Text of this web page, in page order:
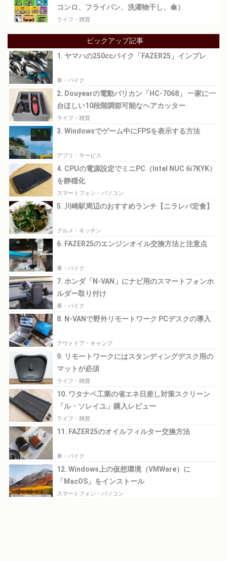
コンロ、フライパン、洗濯物干し、傘）
ライフ・雑貨
ピックアップ記事
1. ヤマハの250ccバイク「FAZER25」インプレ
車・バイク
2. Douyearの電動バリカン「HC-7068」 一家に一
台ほしい10段階調節可能なヘアカッター
ライフ・雑貨
3. Windowsでゲーム中にFPSを表示する方法
アプリ・サービス
4. CPUの電源設定でミニPC（Intel NUC 6i7KYK）
を静穏化
スマートフォン・パソコン
5. 川崎駅周辺のおすすめランチ【ニラレバ定食】
グルメ・キッチン
6. FAZER25のエンジンオイル交換方法と注意点
車・バイク
7. ホンダ「N-VAN」にナビ用のスマートフォンホ
ルダー取り付け
車・バイク
8. N-VANで野外リモートワーク PCデスクの導入
アウトドア・キャンプ
9. リモートワークにはスタンディングデスク用の
マットが必須
ライフ・雑貨
10. ワタナベ工業の省エネ日差し対策スクリーン
「ル・ソレイユ」購入レビュー
ライフ・雑貨
11. FAZER25のオイルフィルター交換方法
車・バイク
12. Windows上の仮想環境（VMWare）に
「MacOS」をインストール
スマートフォン・パソコン